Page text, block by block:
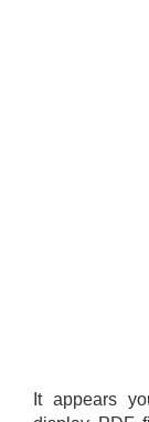
It appears